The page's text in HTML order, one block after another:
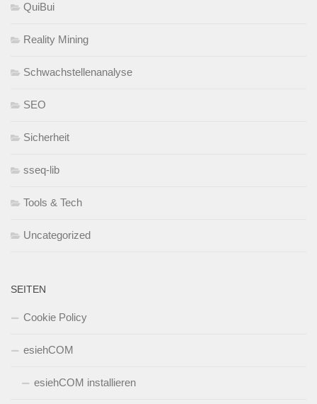
QuiBui
Reality Mining
Schwachstellenanalyse
SEO
Sicherheit
sseq-lib
Tools & Tech
Uncategorized
SEITEN
Cookie Policy
esiehCOM
esiehCOM installieren